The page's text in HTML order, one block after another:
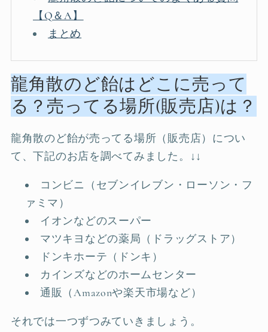
【Q＆A】
まとめ
龍角散のど飴はどこに売って
る？売ってる場所(販売店)は？
龍角散のど飴が売ってる場所（販売店）につい
て、下記のお店を調べてみました。↓↓
コンビニ（セブンイレブン・ローソン・フ
ァミマ）
イオンなどのスーパー
マツキヨなどの薬局（ドラッグストア）
ドンキホーテ（ドンキ）
カインズなどのホームセンター
通販（Amazonや楽天市場など）
それでは一つずつみていきましょう。